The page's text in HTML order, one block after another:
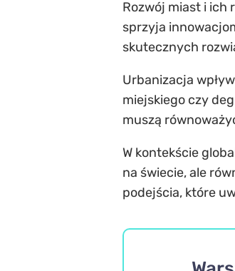
Rozwój miast i ich
sprzyja
skutecznych
Urbanizacja
miejskiego czy
muszą
W kontekście
na świecie, ale
podejścia, które